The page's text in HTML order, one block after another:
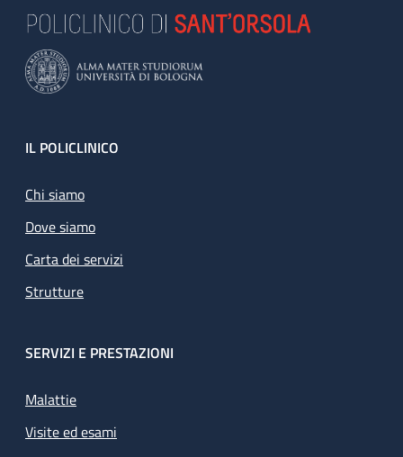
Footer
IL POLICLINICO
Chi siamo
Dove siamo
Carta dei servizi
Strutture
SERVIZI E PRESTAZIONI
Malattie
Visite ed esami